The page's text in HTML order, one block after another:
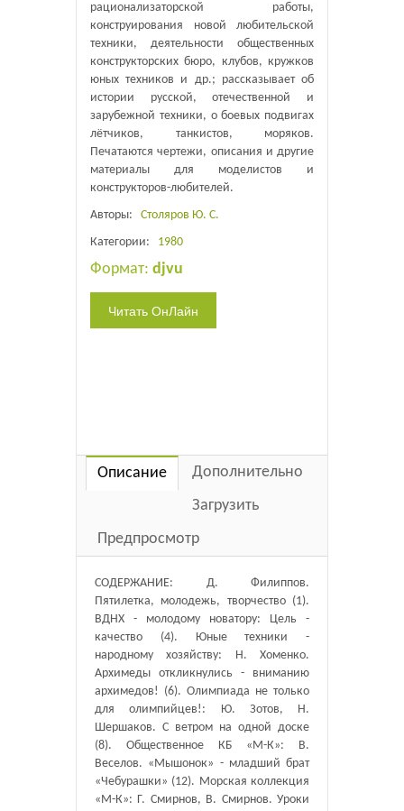
рационализаторской работы,
конструирования новой любительской
техники, деятельности общественных
конструкторских бюро, клубов, кружков
юных техников и др.; рассказывает об
истории русской, отечественной и
зарубежной техники, о боевых подвигах
лётчиков, танкистов, моряков.
Печатаются чертежи, описания и другие
материалы для моделистов и
конструкторов-любителей.
Авторы: Столяров Ю. С.
Категории: 1980
Формат: djvu
Описание
Дополнительно
Загрузить
Предпросмотр
СОДЕРЖАНИЕ: Д. Филиппов.
Пятилетка, молодежь, творчество (1).
ВДНХ - молодому новатору: Цель -
качество (4). Юные техники -
народному хозяйству: Н. Хоменко.
Архимеды откликнулись - вниманию
архимедов! (6). Олимпиада не только
для олимпийцев!: Ю. Зотов, Н.
Шершаков. С ветром на одной доске
(8). Общественное КБ «М-К»: В.
Веселов. «Мышонок» - младший брат
«Чебурашки» (12). Морская коллекция
«М-К»: Г. Смирнов, В. Смирнов. Уроки